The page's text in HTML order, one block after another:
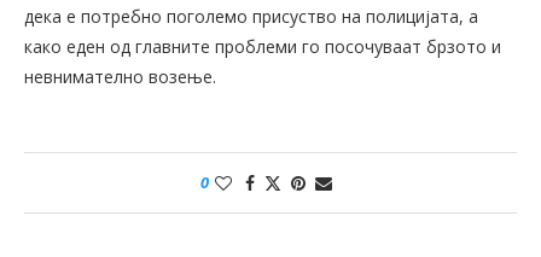
дека е потребно поголемо присуство на полицијата, а
како еден од главните проблеми го посочуваат брзото и
невнимателно возење.
0